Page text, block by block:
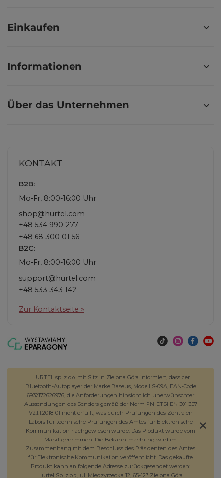
Einkaufen
Informationen
Über das Unternehmen
KONTAKT
B2B:
Mo-Fr, 8:00-16:00 Uhr
shop@hurtel.com
+48 534 990 277
+48 68 300 01 56
B2C:
Mo-Fr, 8:00-16:00 Uhr
support@hurtel.com
+48 533 343 142
Zur Kontaktseite »
HURTEL sp. z o.o. mit Sitz in Zielona Góra informiert, dass der
Bluetooth-Autoplayer der Marke Baseus, Modell S-09A, EAN-Code
6932172626976, die Anforderungen hinsichtlich unerwünschter
Aussendungen des Senders gemäß der Norm PN-ETSI EN 301 357
V2.1.1:2018-01 nicht erfüllt, was durch Prüfungen des Zentralen
Labors für technische Prüfungen des Amtes für Elektronische
Kommunikation nachgewiesen wurde. Das Produkt wurde vom
Markt genommen. Die Bekanntmachung wird im
Zusammenhang mit dem Beschluss des Präsidenten des Amtes
für Elektronische Kommunikation veröffentlicht. Das gekaufte
Produkt kann an folgende Adresse zurückgesendet werden:
Hurtel Sp. z o.o., ul. Międzyrzecka 12, 65-127 Zielona Góra.